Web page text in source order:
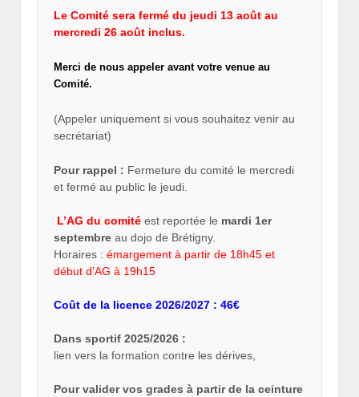
Le Comité sera fermé du jeudi 13 août au
mercredi 26 août inclus.
Merci de nous appeler avant votre venue au
Comité.
(Appeler uniquement si vous souhaitez venir au
secrétariat)
Pour rappel : Fermeture du comité le mercredi
et fermé au public le jeudi.
L’AG du comité est reportée le mardi 1er
septembre au dojo de Brétigny.
Horaires : émargement à partir de 18h45 et
début d’AG à 19h15
Coût de la licence 2026/2027 : 46€
Dans sportif 2025/2026 :
lien vers la formation contre les dérives,
Pour valider vos grades à partir de la ceinture